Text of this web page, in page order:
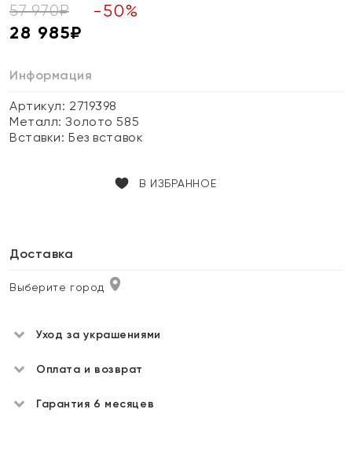
57 970₽ -50%
28 985₽
Информация
Артикул: 2719398
Металл:Золото 585
Вставки:Без вставок
В ИЗБРАННОЕ
Доставка
Выберите город
Уход за украшениями
Оплата и возврат
Гарантия 6 месяцев